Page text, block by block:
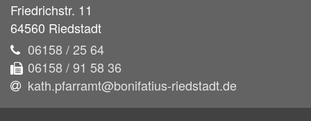
Friedrichstr. 11
64560 Riedstadt
06158 / 25 64
06158 / 91 58 36
kath.pfarramt@bonifatius-riedstadt.de